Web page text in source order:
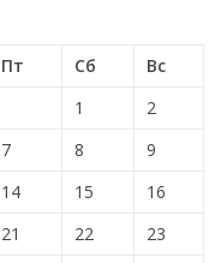
Пт Сб
Вс
1
2
7 8
9
14 15
16
21 22
23